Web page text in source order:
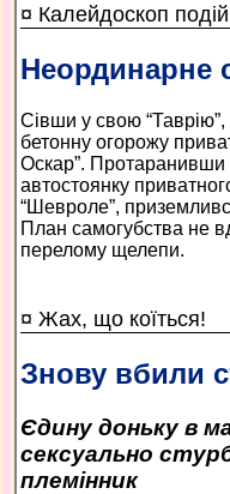
¤ Калейдоскоп подій
Неординарне
Сівши у свою “Таврію”,
бетонну огорожу
Оскар”. Протаранивши
автостоянку
“Шевроле”,
План самогубства не
перелому щелепи.
¤ Жах, що коїться!
Знову вбили
Єдину доньку в
сексуально
племінник